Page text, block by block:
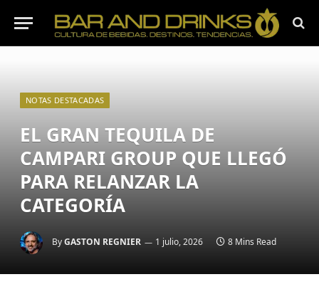
NOTAS DESTACADAS
EL GRAN TEQUILA DE
CAMPARI GROUP QUE LLEGÓ
PARA RELANZAR LA
CATEGORÍA
ByGASTON REGNIER 1 julio, 2026 8 Mins Read